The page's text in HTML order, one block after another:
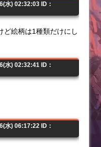
水) 02:32:03 ID：
ど絵柄は1種類だけにし
水) 02:32:41 ID：
水) 06:17:22 ID：